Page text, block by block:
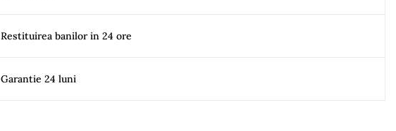
Restituirea banilor in 24 ore
Garantie 24 luni